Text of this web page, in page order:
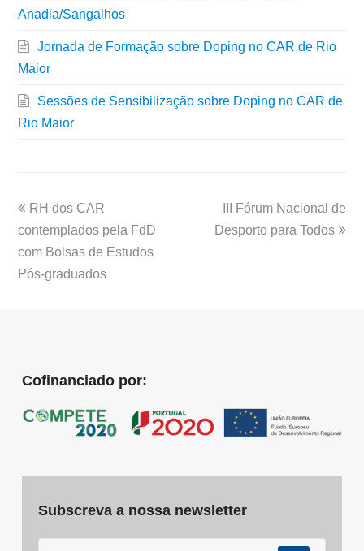
Anadia/Sangalhos
Jornada de Formação sobre Doping no CAR de Rio
Maior
Sessões de Sensibilização sobre Doping no CAR de
Rio Maior
III Fórum Nacional de
Desporto para Todos
RH dos CAR
contemplados pela FdD
com Bolsas de Estudos
Pós-graduados
Cofinanciado por:
Subscreva a nossa newsletter